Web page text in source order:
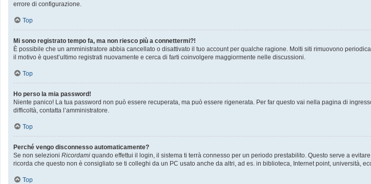
errore di configurazione.
Top
Mi sono registrato tempo fa, ma non riesco più a connettermi?!
È possibile che un amministratore abbia cancellato o disattivato il tuo account per qualche ragione. Molti siti rimuovono
il motivo è quest’ultimo registrati nuovamente e cerca di farti coinvolgere maggiormente nelle discussioni.
Top
Ho perso la mia password!
Niente panico! La tua password non può essere recuperata, ma può essere rigenerata. Per far questo vai nella pagina di
difficoltà, contatta l’amministratore.
Top
Perché vengo disconnesso automaticamente?
Se non selezioni Ricordami quando effettui il login, il sistema ti terrà connesso per un periodo prestabilito. Questo serve a
ricorda che questo non è consigliato se ti colleghi da un PC usato anche da altri, ad es. in biblioteca, Internet point, università,
Top